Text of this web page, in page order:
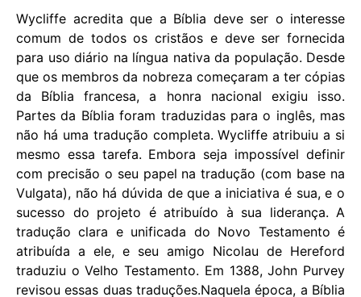
Wycliffe acredita que a Bíblia deve ser o interesse
comum de todos os cristãos e deve ser fornecida
para uso diário na língua nativa da população. Desde
que os membros da nobreza começaram a ter cópias
da Bíblia francesa, a honra nacional exigiu isso.
Partes da Bíblia foram traduzidas para o inglês, mas
não há uma tradução completa. Wycliffe atribuiu a si
mesmo essa tarefa. Embora seja impossível definir
com precisão o seu papel na tradução (com base na
Vulgata), não há dúvida de que a iniciativa é sua, e o
sucesso do projeto é atribuído à sua liderança. A
tradução clara e unificada do Novo Testamento é
atribuída a ele, e seu amigo Nicolau de Hereford
traduziu o Velho Testamento. Em 1388, John Purvey
revisou essas duas traduções.Naquela época, a Bíblia